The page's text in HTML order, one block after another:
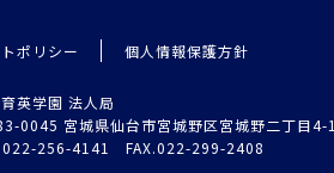
ポリシー 個人情報保護方針
英学園 法人局
0045 宮城県仙台市宮城野区宮城野二丁目4-1
256-4141 FAX.022-299-2408